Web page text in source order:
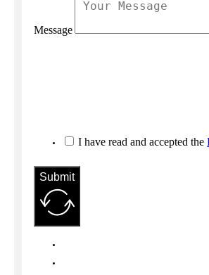
Message
I have read and accepted the
Submit